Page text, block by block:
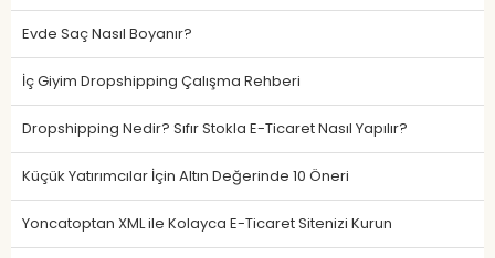
Evde Saç Nasıl Boyanır?
İç Giyim Dropshipping Çalışma Rehberi
Dropshipping Nedir? Sıfır Stokla E-Ticaret Nasıl Yapılır?
Küçük Yatırımcılar İçin Altın Değerinde 10 Öneri
Yoncatoptan XML ile Kolayca E-Ticaret Sitenizi Kurun